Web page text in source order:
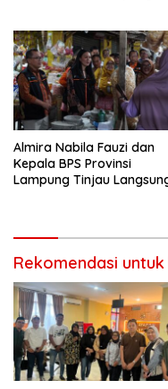
Almira Nabila Fauzi dan
Kepala BPS Provinsi
Lampung Tinjau
Rekomendasi